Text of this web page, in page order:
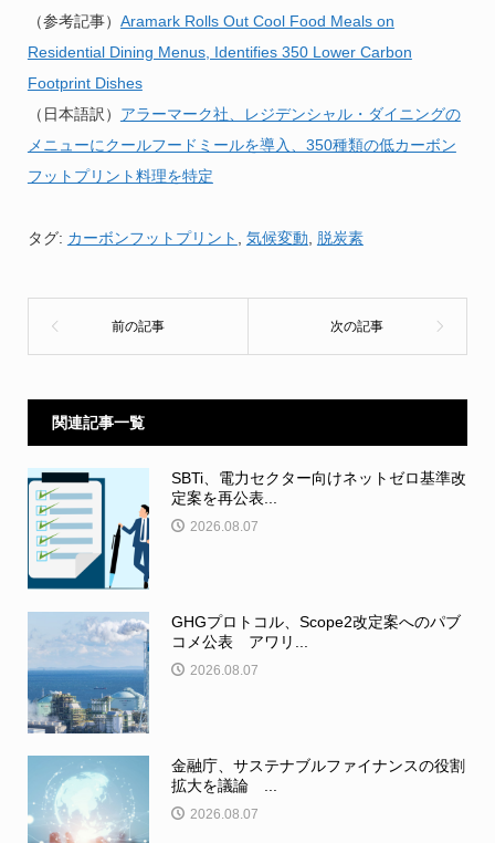
（参考記事） Aramark Rolls Out Cool Food Meals on
Residential Dining Menus, Identifies 350 Lower Carbon
Footprint Dishes
（日本語訳） アラーマーク社、レジデンシャル・ダイニングの
メニューにクールフードミールを導入、350種類の低カーボン
フットプリント料理を特定
タグ: カーボンフットプリント 気候変動 脱炭素
関連記事一覧
SBTi、電力セクター向けネットゼロ基準改
定案を再公表...
2026.08.07
GHGプロトコル、Scope2改定案へのパブ
コメ公表 アワリ...
2026.08.07
金融庁、サステナブルファイナンスの役割
拡大を議論 ...
2026.08.07